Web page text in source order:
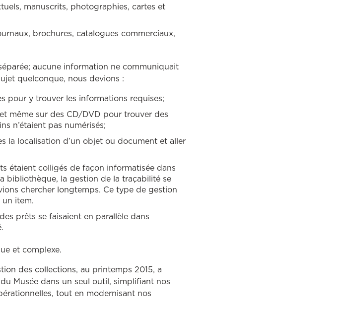
manuscrits, photographies, cartes et
brochures, catalogues commerciaux,
aucune information ne communiquait
quelconque, nous devions :
pour y trouver les informations requises;
même sur des CD/DVD pour trouver des
n’étaient pas numérisés;
la localisation d’un objet ou document et aller
étaient colligés de façon informatisée dans
bibliothèque, la gestion de la traçabilité se
chercher longtemps. Ce type de gestion
un item.
prêts se faisaient en parallèle dans
et complexe.
des collections, au printemps 2015, a
Musée dans un seul outil, simplifiant nos
tout en modernisant nos